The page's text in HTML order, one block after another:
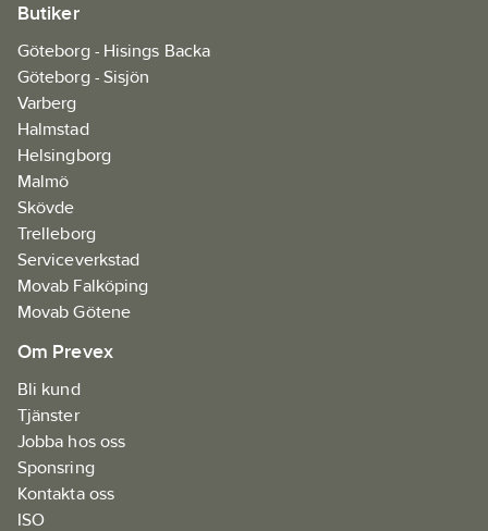
Butiker
Göteborg - Hisings Backa
Göteborg - Sisjön
Varberg
Halmstad
Helsingborg
Malmö
Skövde
Trelleborg
Serviceverkstad
Movab Falköping
Movab Götene
Om Prevex
Bli kund
Tjänster
Jobba hos oss
Sponsring
Kontakta oss
ISO